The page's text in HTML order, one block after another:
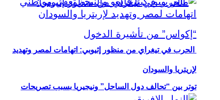
توتر بين “تحالف دول الساحل” ونيجيريا بسبب تصريحات
الحرب في تيغراي من منظور إثيوبي: اتهامات لمصر وتهديد
لإريتريا والسودان